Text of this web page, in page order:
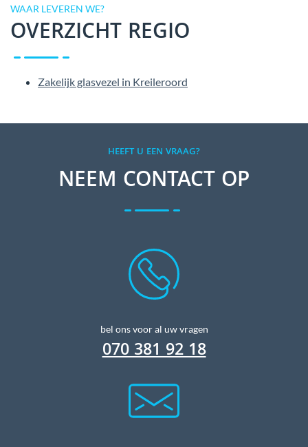
WAAR LEVEREN WE?
OVERZICHT REGIO
Zakelijk glasvezel in Kreileroord
HEEFT U EEN VRAAG?
NEEM CONTACT OP
bel ons voor al uw vragen
070 381 92 18